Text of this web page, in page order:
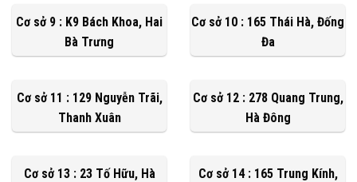
Cơ sở 9 : K9 Bách Khoa, Hai
Bà Trưng
Cơ sở 10 : 165 Thái Hà, Đống
Đa
Cơ sở 11 : 129 Nguyễn Trãi,
Thanh Xuân
Cơ sở 12 : 278 Quang Trung,
Hà Đông
Cơ sở 13 : 23 Tố Hữu, Hà
Cơ sở 14 : 165 Trung Kính,